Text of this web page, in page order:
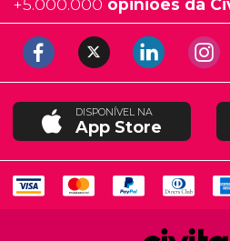
DISPONÍVEL NA
App Store